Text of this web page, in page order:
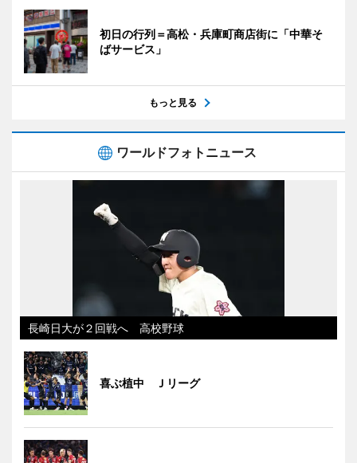
初日の行列＝高松・兵庫町商店街に「中華そ
ばサービス」
もっと見る
ワールドフォトニュース
長崎日大が２回戦へ 高校野球
喜ぶ植中 Ｊリーグ